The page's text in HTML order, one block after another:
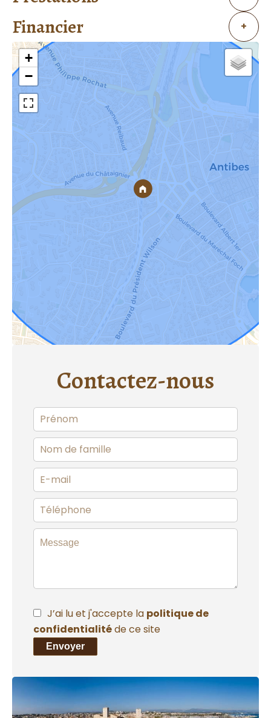
Financier +
+
−
Contactez-nous
J’ai lu et j'accepte la politique de
confidentialitéde ce site
Envoyer